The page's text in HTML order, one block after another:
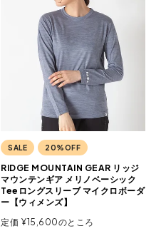
SALE 20%OFF
RIDGE MOUNTAIN GEAR リッジ
マウンテンギア メリノベーシック
Teeロングスリーブ マイクロボーダ
ー【ウィメンズ】
定価 ¥15,600のところ